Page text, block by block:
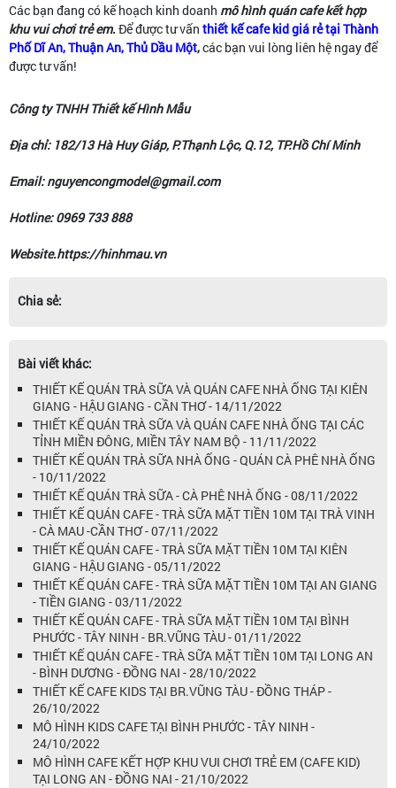
Các bạn đang có kế hoạch kinh doanh mô hình quán cafe kết hợp
khu vui chơi trẻ em. Để được tư vấn thiết kế cafe kid giá rẻ tại Thành
Phố Dĩ An, Thuận An, Thủ Dầu Một,các bạn vui lòng liên hệ ngay để
được tư vấn!
Công ty TNHH Thiết kế Hình Mẫu
Địa chỉ: 182/13 Hà Huy Giáp, P.Thạnh Lộc, Q.12, TP.Hồ Chí Minh
Email: nguyencongmodel@gmail.com
Hotline: 0969 733 888
Website.https://hinhmau.vn
Chia sẻ:
Bài viết khác:
THIẾT KẾ QUÁN TRÀ SỮA VÀ QUÁN CAFE NHÀ ỐNG TẠI KIÊN
GIANG - HẬU GIANG - CẦN THƠ - 14/11/2022
THIẾT KẾ QUÁN TRÀ SỮA VÀ QUÁN CAFE NHÀ ỐNG TẠI CÁC
TỈNH MIỀN ĐÔNG, MIỀN TÂY NAM BỘ - 11/11/2022
THIẾT KẾ QUÁN TRÀ SỮA NHÀ ỐNG - QUÁN CÀ PHÊ NHÀ ỐNG
- 10/11/2022
THIẾT KẾ QUÁN TRÀ SỮA - CÀ PHÊ NHÀ ỐNG - 08/11/2022
THIẾT KẾ QUÁN CAFE - TRÀ SỮA MẶT TIỀN 10M TẠI TRÀ VINH
- CÀ MAU -CẦN THƠ - 07/11/2022
THIẾT KẾ QUÁN CAFE - TRÀ SỮA MẶT TIỀN 10M TẠI KIÊN
GIANG - HẬU GIANG - 05/11/2022
THIẾT KẾ QUÁN CAFE - TRÀ SỮA MẶT TIỀN 10M TẠI AN GIANG
- TIỀN GIANG - 03/11/2022
THIẾT KẾ QUÁN CAFE - TRÀ SỮA MẶT TIỀN 10M TẠI BÌNH
PHƯỚC - TÂY NINH - BR.VŨNG TÀU - 01/11/2022
THIẾT KẾ QUÁN CAFE - TRÀ SỮA MẶT TIỀN 10M TẠI LONG AN
- BÌNH DƯƠNG - ĐỒNG NAI - 28/10/2022
THIẾT KẾ CAFE KIDS TẠI BR.VŨNG TÀU - ĐỒNG THÁP -
26/10/2022
MÔ HÌNH KIDS CAFE TẠI BÌNH PHƯỚC - TÂY NINH -
24/10/2022
MÔ HÌNH CAFE KẾT HỢP KHU VUI CHƠI TRẺ EM (CAFE KID)
TẠI LONG AN - ĐỒNG NAI - 21/10/2022